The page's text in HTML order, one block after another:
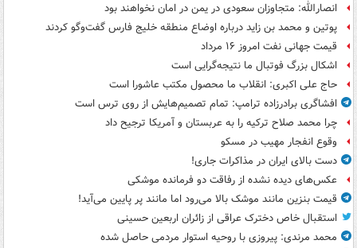
انصارالله: متجاوزان سعودی در یمن در امان نخواهند بود
پوتین و محمد بن زاید درباره اوضاع منطقه خلیج فارس گفت‌وگو کردند
قیمت جهانی نفت امروز ۱۶ مرداد
اشکال بزرگ فوتبال ما نتیجه‌گرایی است
حاج علی اکبری: انقلاب ما محصول مکتب عاشورا است
افشاگری برادرزاده ترامپ: تمام تصمیم‌هایش از روی ترس است
چرا محمد صلاح ترکیه را به عربستان و آمریکا ترجیح داد
وقوع انفجار مهیب در مسکو
دست بالای ایران در مذاکرات جاری!
عکس‌های دیده نشده از رفاقت دو فرمانده‌ موشکی
قیمت بنزین مانند موشک بالا می‌رود اما مانند پر پایین می‌آید!
استقبال خاص دخترک عراقی از زائران اربعین حسینی
محمد مرندی: پیروزی با روحیه استوار مردمی حاصل شده